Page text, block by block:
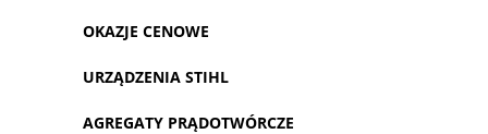
OKAZJE CENOWE
URZĄDZENIA STIHL
AGREGATY PRĄDOTWÓRCZE